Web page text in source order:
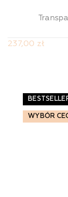
237,00 zł
WYBÓR